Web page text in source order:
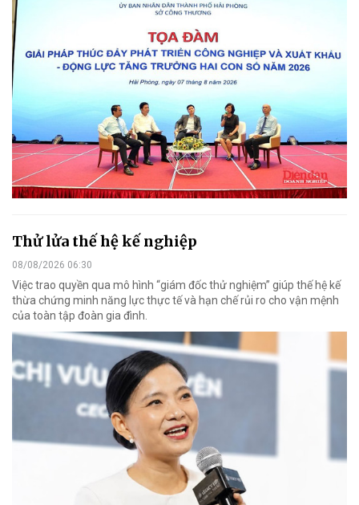
Thử lửa thế hệ kế nghiệp
08/08/2026 06:30
Việc trao quyền qua mô hình “giám đốc thử nghiệm” giúp thế hệ kế
thừa chứng minh năng lực thực tế và hạn chế rủi ro cho vận mệnh
của toàn tập đoàn gia đình.